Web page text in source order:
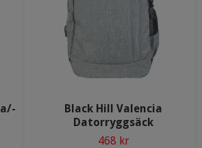
Black Hill Valencia
Datorryggsäck
468 kr